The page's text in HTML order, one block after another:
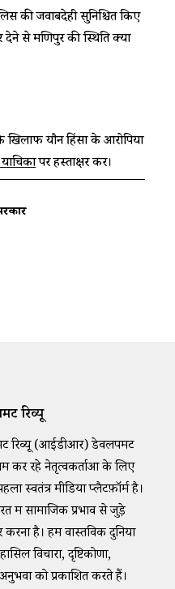
की जवाबदेही सुनिश्चित किए
देने से मणिपुर की स्थिति क्यों
यौन हिंसा के आरोपियों
पर हस्ताक्षर करें।
रिव्यू
रिव्यू (आईडीआर) डेवलपमेंट
कर रहे नेतृत्वकर्ताओं के लिए
स्वतंत्र मीडिया प्लैटफ़ॉर्म है।
में सामाजिक प्रभाव से जुड़े
करना है। हम वास्तविक दुनिया
विचारों, दृष्टिकोणों,
को प्रकाशित करते हैं।